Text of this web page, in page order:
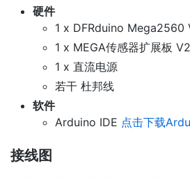
硬件
1 x DFRduino Mega2560
1 x MEGA传感器扩展板
1 x 直流电源
若干 杜邦线
软件
Arduino IDE 点击下载
接线图